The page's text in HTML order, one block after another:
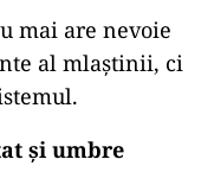
mai are nevoie
al mlaștinii, ci
și umbre